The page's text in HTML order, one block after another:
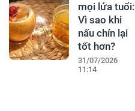
mọi lứa tuổi:
Vì sao khi
nấu chín lại
tốt hơn?
31/07/2026
11:14